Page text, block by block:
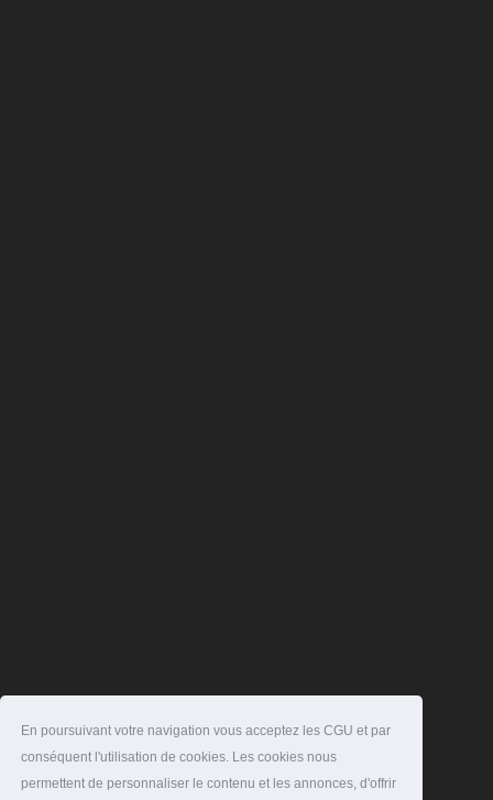
En poursuivant votre navigation vous acceptez les CGU et par
conséquent l'utilisation de cookies. Les cookies nous
permettent de personnaliser le contenu et les annonces, d'offrir